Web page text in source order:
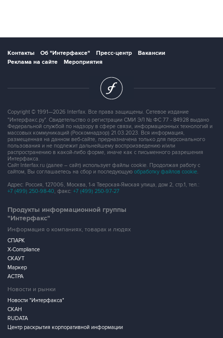
Контакты Об "Интерфаксе" Пресс-центр
Вакансии
Реклама на сайте
Мероприятия
Copyright © 1991—2026 Interfax. Все права защищены. Сетевое издание
"Интерфакс.ру". Свидетельство о регистрации СМИ ЭЛ № ФС 77 - 84928 выдано
Федеральной службой по надзору в сфере связи, информационных технологий и
массовых коммуникаций (Роскомнадзор) 21.03.2023. Вся информация,
размещенная на данном веб-сайте, предназначена только для персонального
пользования и не подлежит дальнейшему воспроизведению и/или
распространению в какой-либо форме, иначе как с письменного разрешения
Интерфакса.
Сайт Interfax.ru (далее – сайт) использует файлы cookie. Продолжая работу с
сайтом, Вы соглашаетесь на сбор и последующую обработку файлов cookie
Адрес: Россия, 127006, Москва, 1-я Тверская-Ямская улица, дом 2, стр.1, тел.:
+7 (499) 250-98-40 , факс: +7 (499) 250-97-27
Продукты информационной группы
"Интерфакс"
Информация о компаниях, товарах и людях
СПАРК
X-Compliance
СКАУТ
Маркер
АСТРА
Новости и рынки
Новости "Интерфакса"
СКАН
RUDATA
Центр раскрытия корпоративной информации